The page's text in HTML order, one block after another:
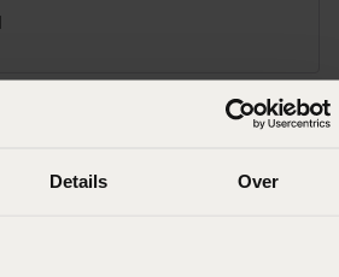
Details Over